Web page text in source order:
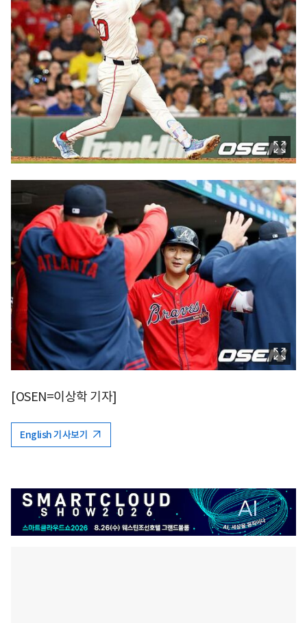
[OSEN=이상학 기자]
English 기사보기